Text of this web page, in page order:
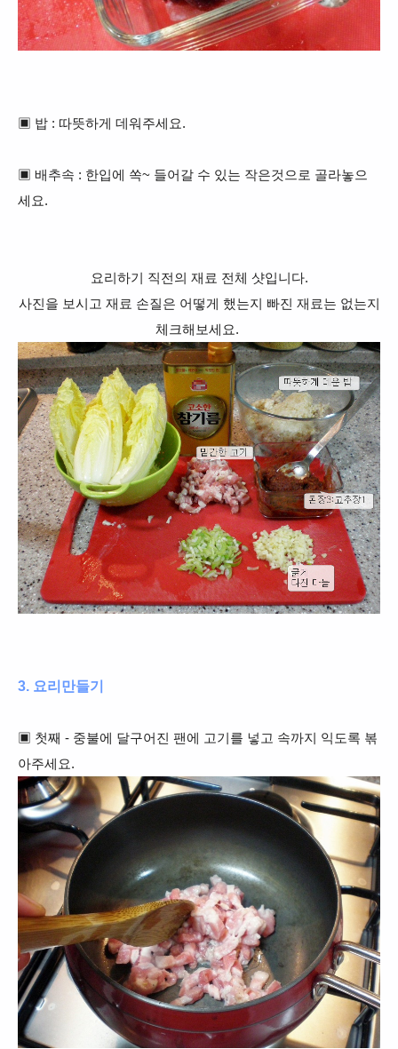
▣ 밥 : 따뜻하게 데워주세요.
▣ 배추속 : 한입에 쏙~ 들어갈 수 있는 작은것으로 골라놓으
세요.
요리하기 직전의 재료 전체 샷입니다.
사진을 보시고 재료 손질은 어떻게 했는지 빠진 재료는 없는지
체크해보세요.
3. 요리만들기
▣ 첫째 - 중불에 달구어진 팬에 고기를 넣고 속까지 익도록 볶
아주세요.